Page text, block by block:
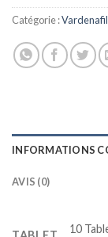
Catégorie :Vardenafil
INFORMATIONS
AVIS (0)
10